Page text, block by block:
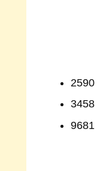
2590
3458
9681